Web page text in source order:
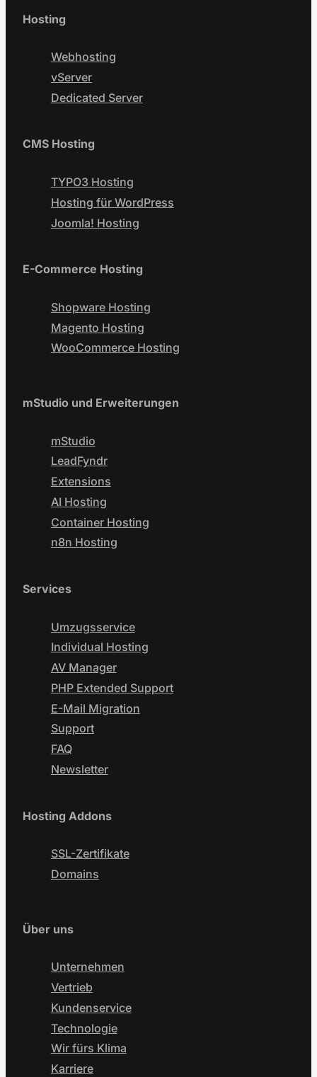
Hosting
Webhosting
vServer
Dedicated Server
CMS Hosting
TYPO3 Hosting
Hosting für WordPress
Joomla! Hosting
E-Commerce Hosting
Shopware Hosting
Magento Hosting
WooCommerce Hosting
mStudio und Erweiterungen
mStudio
LeadFyndr
Extensions
AI Hosting
Container Hosting
n8n Hosting
Services
Umzugsservice
Individual Hosting
AV Manager
PHP Extended Support
E-Mail Migration
Support
FAQ
Newsletter
Hosting Addons
SSL-Zertifikate
Domains
Über uns
Unternehmen
Vertrieb
Kundenservice
Technologie
Wir fürs Klima
Karriere